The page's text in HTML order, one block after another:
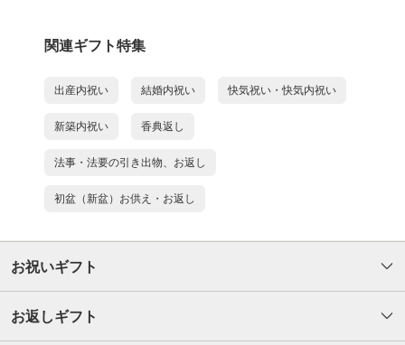
関連ギフト特集
出産内祝い 結婚内祝い 快気祝い・快気内祝い
新築内祝い 香典返し
法事・法要の引き出物、お返し
初盆（新盆）お供え・お返し
お祝いギフト
お返しギフト